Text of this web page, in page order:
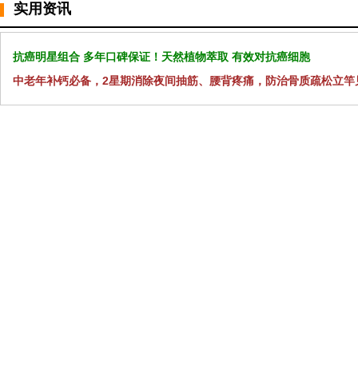
实用资讯
抗癌明星组合 多年口碑保证！天然植物萃取 有效对抗癌细胞
中老年补钙必备，2星期消除夜间抽筋、腰背疼痛，防治骨质疏松立竿